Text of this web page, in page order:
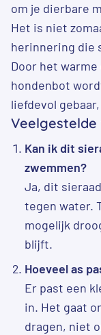
om je dierbare
Het is niet
herinnering die
Door het
hondenbot
liefdevol
Kan ik dit
zwemmen?
Ja, dit
tegen water.
mogelijk
blijft.
Hoeveel as
Er past een
in. Het gaat
dragen, niet